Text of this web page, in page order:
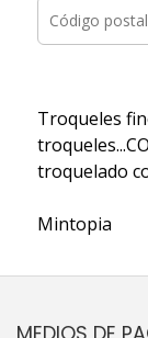
Troqueles
troquelado
Mintopia